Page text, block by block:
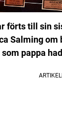
förts till sin
Salming om
pappa